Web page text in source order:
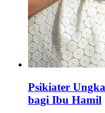
Psikiater
bagi Ibu Hamil